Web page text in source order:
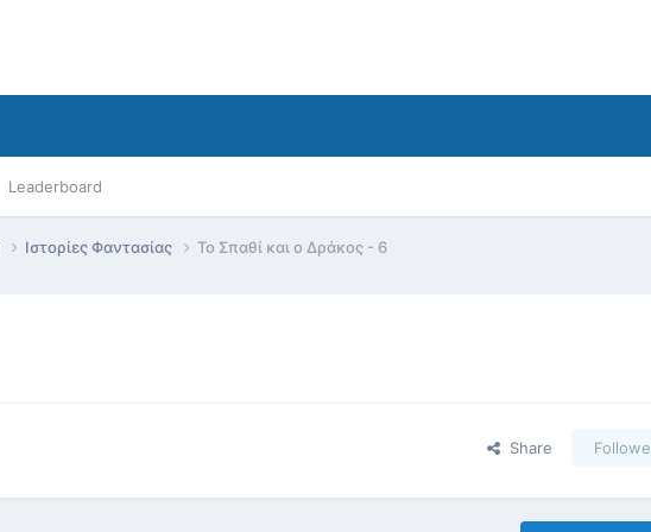
Leaderboard
Ιστορίες Φαντασίας Το Σπαθί και ο Δράκος - 6
Share